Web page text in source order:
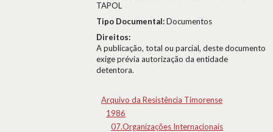
TAPOL
Tipo Documental:Documentos
Direitos:
A publicação, total ou parcial, deste documento
exige prévia autorização da entidade
detentora.
Arquivo da Resistência Timorense
1986
07.Organizações Internacionais